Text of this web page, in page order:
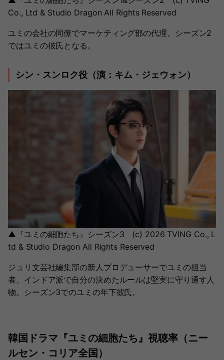
Co., Ltd & Studio Dragon All Rights Reserved
ユミの会社の同僚でマーケティング部の代理。シーズン2
ではユミの彼氏となる。
シン・スンロク役（演：キム・ジェウォン）
▲『ユミの細胞たち』シーズン3 (c) 2026 TVING Co., L
td & Studio Dragon All Rights Reserved
ジュリ文芸社編集部の新人プロデューサーでユミの担当
者。インドア派で自分の決めたルールは堅実に守り通す人
物。シーズン3でのユミの年下彼氏。
韓国ドラマ『ユミの細胞たち』視聴率（ニー
ルセン・コリア全国）